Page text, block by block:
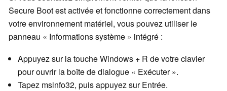
Secure Boot est activée et fonctionne correctement dans
votre environnement matériel, vous pouvez utiliser le
panneau « Informations système » intégré :
Appuyez sur la touche Windows + R de votre clavier
pour ouvrir la boîte de dialogue « Exécuter ».
Tapez msinfo32, puis appuyez sur Entrée.